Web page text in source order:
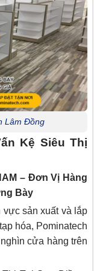
Lâm Đồng
Kệ Siêu Thị
– Đơn Vị Hàng
Bày
sản xuất và lắp
hóa, Pominatech
cửa hàng trên